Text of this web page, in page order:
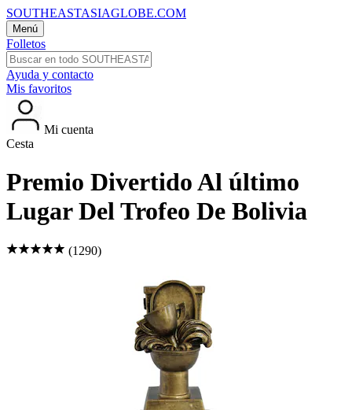
SOUTHEASTASIAGLOBE.COM
Menú
Folletos
Ayuda y contacto
Mis favoritos
Mi cuenta
Cesta
Premio Divertido Al último
Lugar Del Trofeo De Bolivia
(1290)